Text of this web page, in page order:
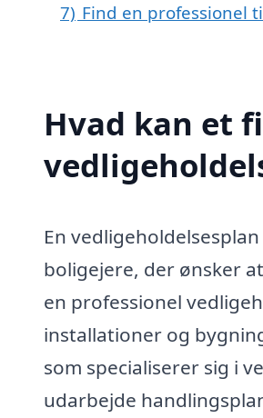
7) Find en professionel
Hvad kan et
En
boligejere, der ønsker
en professionel
installationer og
som specialiserer sig i
udarbejde